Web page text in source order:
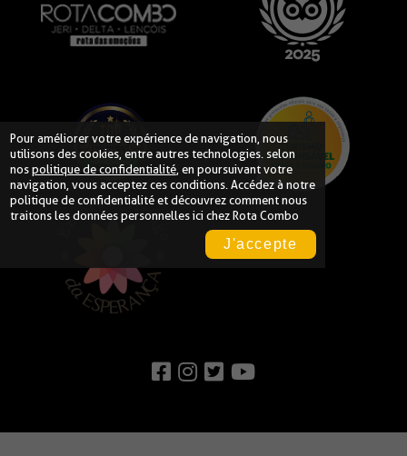
Pour améliorer votre expérience de navigation, nous
utilisons des cookies, entre autres technologies. selon
nospolitique de confidentialité, en poursuivant votre
navigation, vous acceptez ces conditions. Accédez à notre
politique de confidentialitéet découvrez comment nous
traitons les données personnelles ici chez Rota Combo
J'accepte